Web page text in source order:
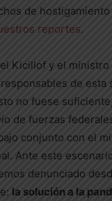
de
reportes.
Kicillof y el ministro
de esta
no fuese
de fuerzas
conjunto con el
Ante este
denunciado
la solución a la